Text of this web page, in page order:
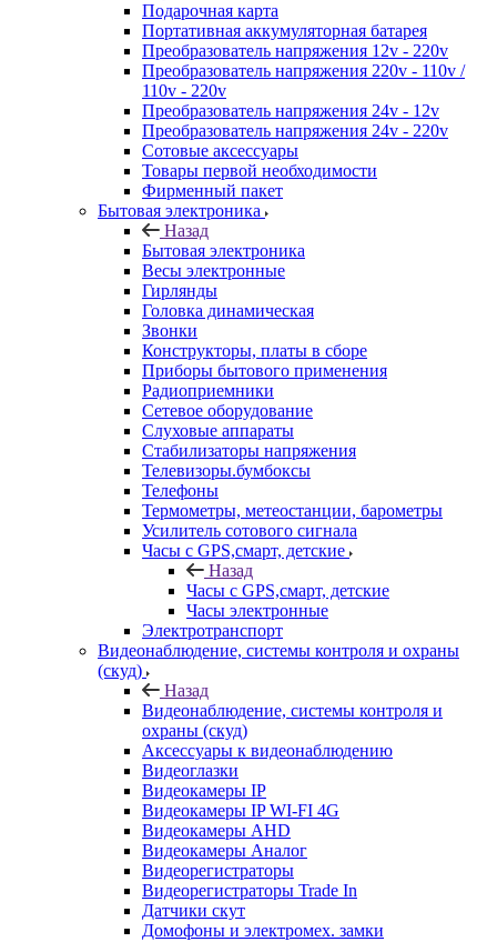
Подарочная карта
Портативная аккумуляторная батарея
Преобразователь напряжения 12v - 220v
Преобразователь напряжения 220v - 110v /
110v - 220v
Преобразователь напряжения 24v - 12v
Преобразователь напряжения 24v - 220v
Сотовые аксессуары
Товары первой необходимости
Фирменный пакет
Бытовая электроника
Назад
Бытовая электроника
Весы электронные
Гирлянды
Головка динамическая
Звонки
Конструкторы, платы в сборе
Приборы бытового применения
Радиоприемники
Сетевое оборудование
Слуховые аппараты
Стабилизаторы напряжения
Телевизоры.бумбоксы
Телефоны
Термометры, метеостанции, барометры
Усилитель сотового сигнала
Часы с GPS,смарт, детские
Назад
Часы с GPS,смарт, детские
Часы электронные
Электротранспорт
Видеонаблюдение, системы контроля и охраны
(скуд)
Назад
Видеонаблюдение, системы контроля и
охраны (скуд)
Аксессуары к видеонаблюдению
Видеоглазки
Видеокамеры IP
Видеокамеры IP WI-FI 4G
Видеокамеры AHD
Видеокамеры Аналог
Видеорегистраторы
Видеорегистраторы Trade In
Датчики скут
Домофоны и электромех. замки